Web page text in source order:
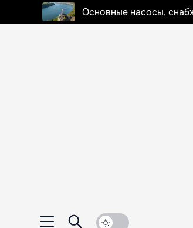
Основные насосы,